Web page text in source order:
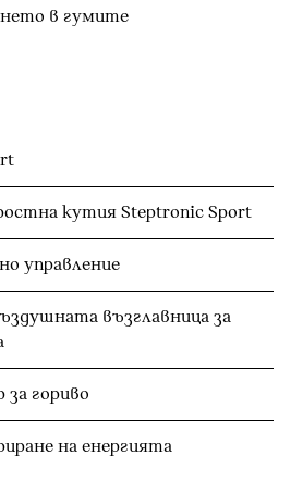
в гумите
кутия Steptronic Sport
управление
възглавница за
за гориво
на енергията